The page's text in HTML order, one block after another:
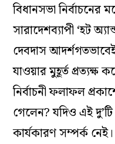
বিধানসভা
সারাদেশব্যাপী ‘হট
দেবদাস
যাওয়ার মুহূর্ত প্রত্যক্ষ
নির্বাচনী ফলাফল
গেলেন? যদিও এই
কার্যকারণ সম্পর্ক